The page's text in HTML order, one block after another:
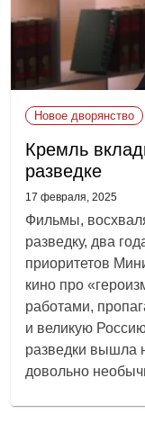
Новое дворянство
Кремль
разведке
17 февраля, 2025
Фильмы,
разведку, два
приоритетов
кино про
работами,
и великую
разведки вышла
довольно